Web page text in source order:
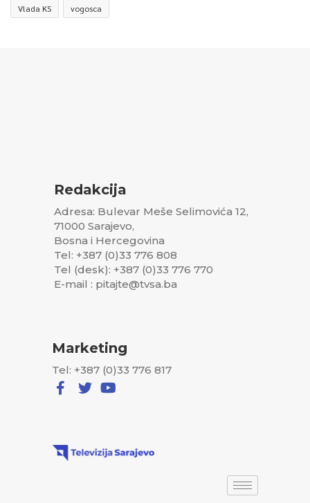
Vlada KS vogosca
Redakcija
Adresa: Bulevar Meše Selimovića 12,
71000 Sarajevo,
Bosna i Hercegovina
Tel: +387 (0)33 776 808
Tel (desk): +387 (0)33 776 770
E-mail : pitajte@tvsa.ba
Marketing
Tel: +387 (0)33 776 817